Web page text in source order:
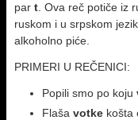
par t . Ova reč potiče iz
ruskom i u srpskom
alkoholno piće.
PRIMERI U REČENICI:
Popili smo po koju
Flaša votke košta